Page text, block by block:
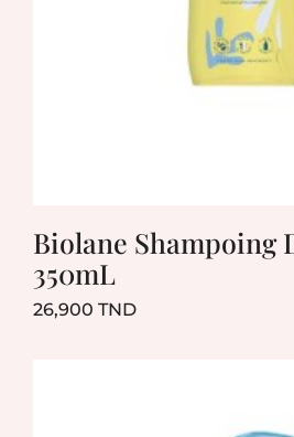
Biolane Shampoing
350mL
26,900 TNDPrix